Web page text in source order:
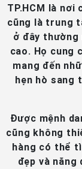
TP.HCM là
cũng là trung
ở đây
cao. Họ cung
mang đến
hẹn hò sang
Được mệnh
cũng không
hàng có thể
đẹp và